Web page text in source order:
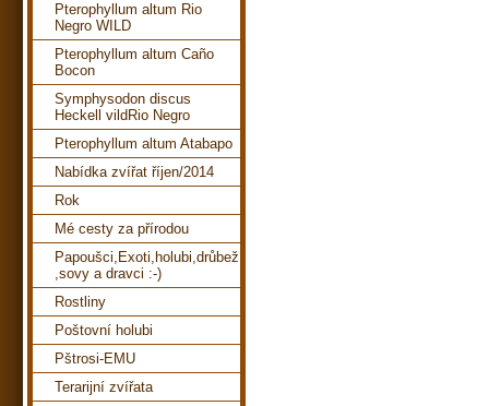
Pterophyllum altum Rio
Negro WILD
Pterophyllum altum Caño
Bocon
Symphysodon discus
Heckell vildRio Negro
Pterophyllum altum Atabapo
Nabídka zvířat říjen/2014
Rok
Mé cesty za přírodou
Papoušci,Exoti,holubi,drůbež
,sovy a dravci :-)
Rostliny
Poštovní holubi
Pštrosi-EMU
Terarijní zvířata